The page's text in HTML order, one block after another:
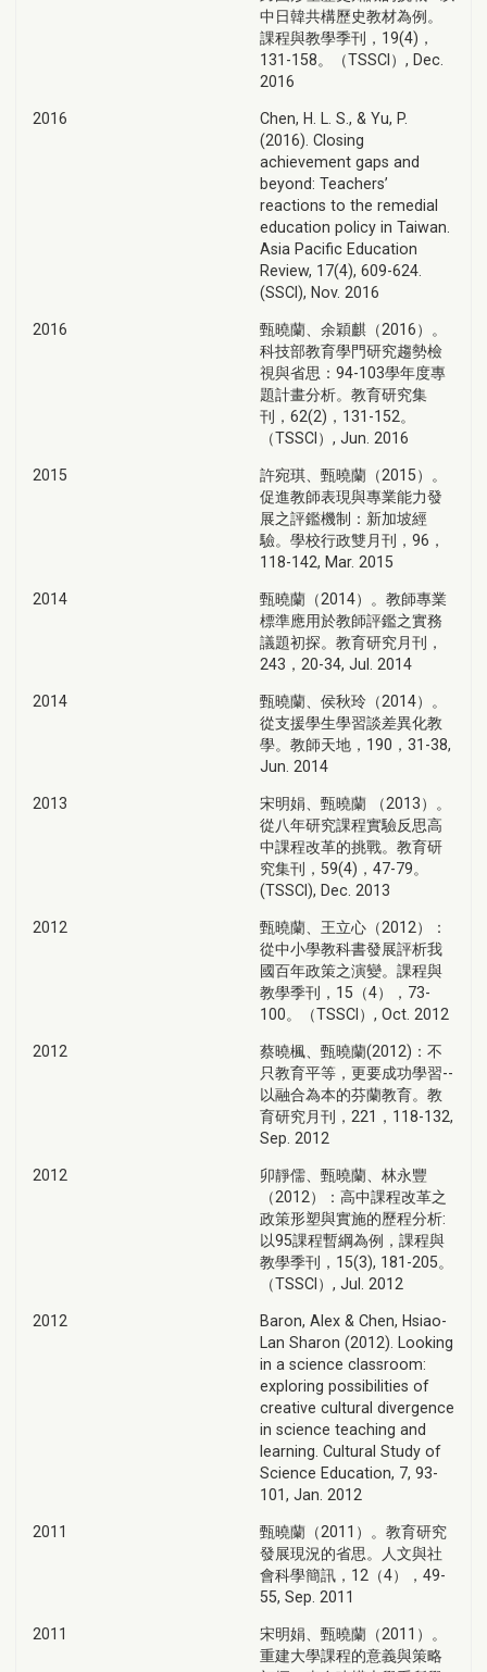
中日韓共構歷史教材為例。
課程與教學季刊，19(4)，
131-158。（TSSCI）, Dec.
2016
2016
Chen, H. L. S., & Yu, P.
(2016). Closing
achievement gaps and
beyond: Teachers’
reactions to the remedial
education policy in Taiwan.
Asia Pacific Education
Review, 17(4), 609-624.
(SSCI), Nov. 2016
2016
甄曉蘭、余穎麒（2016）。
科技部教育學門研究趨勢檢
視與省思：94-103學年度專
題計畫分析。教育研究集
刊，62(2)，131-152。
（TSSCI）, Jun. 2016
2015
許宛琪、甄曉蘭（2015）。
促進教師表現與專業能力發
展之評鑑機制：新加坡經
驗。學校行政雙月刊，96，
118-142, Mar. 2015
2014
甄曉蘭（2014）。教師專業
標準應用於教師評鑑之實務
議題初探。教育研究月刊，
243，20-34, Jul. 2014
2014
甄曉蘭、侯秋玲（2014）。
從支援學生學習談差異化教
學。教師天地，190，31-38,
Jun. 2014
2013
宋明娟、甄曉蘭 （2013）。
從八年研究課程實驗反思高
中課程改革的挑戰。教育研
究集刊，59(4)，47-79。
(TSSCI), Dec. 2013
2012
甄曉蘭、王立心（2012）：
從中小學教科書發展評析我
國百年政策之演變。課程與
教學季刊，15（4），73-
100。（TSSCI）, Oct. 2012
2012
蔡曉楓、甄曉蘭(2012)：不
只教育平等，更要成功學習--
以融合為本的芬蘭教育。教
育研究月刊，221，118-132,
Sep. 2012
2012
卯靜儒、甄曉蘭、林永豐
（2012）：高中課程改革之
政策形塑與實施的歷程分析:
以95課程暫綱為例，課程與
教學季刊，15(3), 181-205。
（TSSCI）, Jul. 2012
2012
Baron, Alex & Chen, Hsiao-
Lan Sharon (2012). Looking
in a science classroom:
exploring possibilities of
creative cultural divergence
in science teaching and
learning. Cultural Study of
Science Education, 7, 93-
101, Jan. 2012
2011
甄曉蘭（2011）。教育研究
發展現況的省思。人文與社
會科學簡訊，12（4），49-
55, Sep. 2011
2011
宋明娟、甄曉蘭（2011）。
重建大學課程的意義與策略